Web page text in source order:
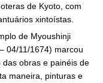
de Kyoto, com
xintoístas.
de Myoushinji
04/11/1674) marcou
obras e painéis de
maneira, pinturas e